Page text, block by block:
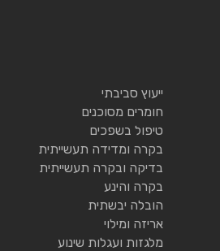
ייעוץ סביבתי
חומרים מסוכנים
טיפול בשפכים
בקרה ומדידה תעשייתית
בדיקה ובקרה תעשייתית
בקרה והינע
הובלה יבשתית
אריזה ומילוי
מלגזות ועגלות שינוע